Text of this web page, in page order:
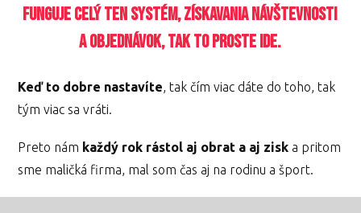
funguje celý ten systém, získavania návštevnosti
a objednávok, tak to proste ide.
Keď to dobre nastavíte, tak čím viac dáte do toho, tak
tým viac sa vráti.
Preto nám každý rok rástol aj obrat a aj zisk a pritom
sme maličká firma, mal som čas aj na rodinu a šport.